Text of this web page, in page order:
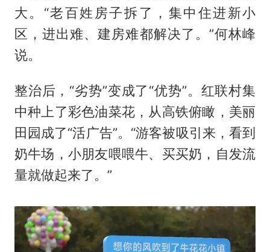
大。“老百姓房子拆了，集中住进新小
区，进出难、建房难都解决了。”何林峰
说。
整治后，“劣势”变成了“优势”。红联村集
中种上了彩色油菜花，从高铁俯瞰，美丽
田园成了“活广告”。“游客被吸引来，看到
奶牛场，小朋友喂喂牛、买买奶，自发流
量就做起来了。”